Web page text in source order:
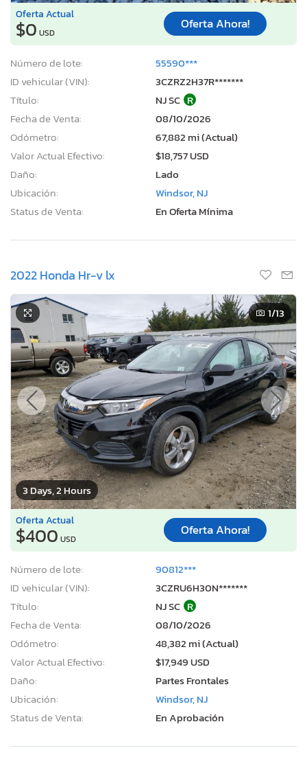
Oferta Actual
$0 USD
Oferta Ahora!
Número de lote:
55590***
ID vehicular (VIN):
3CZRZ2H37R*******
Título:
NJ SC R
Fecha de Venta:
08/10/2026
Odómetro:
67,882 mi (Actual)
Valor Actual Efectivo:
$18,757 USD
Daño:
Lado
Ubicación:
Windsor, NJ
Status de Venta:
En Oferta Mínima
2022 Honda Hr-v lx
3 Days, 2 Hours
1/13
Oferta Actual
$400 USD
Oferta Ahora!
Número de lote:
90812***
ID vehicular (VIN):
3CZRU6H30N*******
Título:
NJ SC R
Fecha de Venta:
08/10/2026
Odómetro:
48,382 mi (Actual)
Valor Actual Efectivo:
$17,949 USD
Daño:
Partes Frontales
Ubicación:
Windsor, NJ
Status de Venta:
En Aprobación